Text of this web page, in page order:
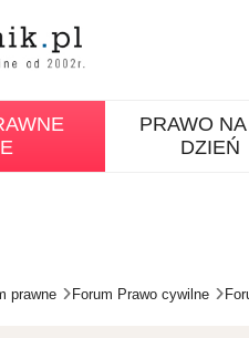
PRAWO
DZIEŃ
prawne Forum Prawo cywilne